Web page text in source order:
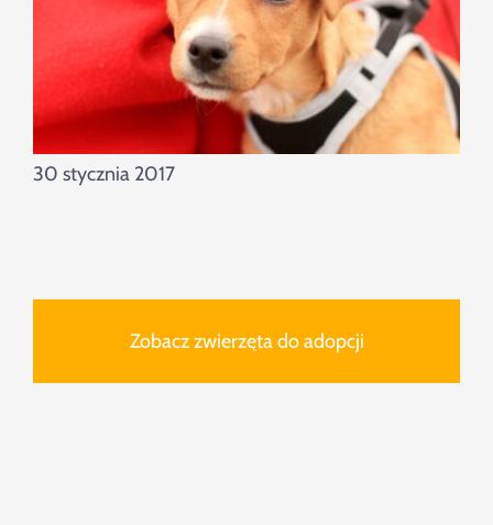
30 stycznia 2017
Zobacz zwierzęta do adopcji